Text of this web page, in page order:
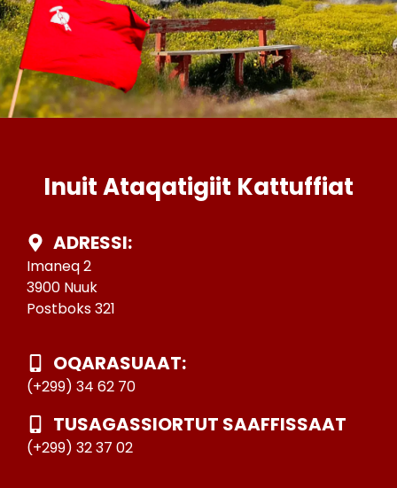
Inuit Ataqatigiit Kattuffiat
ADRESSI:
Imaneq 2
3900 Nuuk
Postboks 321
OQARASUAAT:
(+299) 34 62 70
TUSAGASSIORTUT SAAFFISSAAT
(+299) 32 37 02